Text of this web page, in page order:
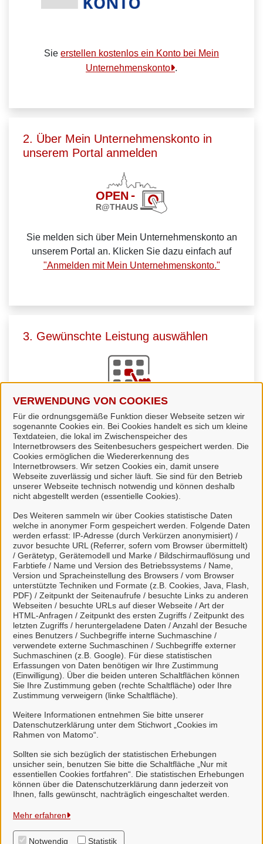
VERWENDUNG VON COOKIES
Für die ordnungsgemäße Funktion dieser Webseite setzen wir
sogenannte Cookies ein. Bei Cookies handelt es sich um kleine
Textdateien, die lokal im Zwischenspeicher des
Internetbrowsers des Seitenbesuchers gespeichert werden. Die
Cookies ermöglichen die Wiedererkennung des
Internetbrowsers. Wir setzen Cookies ein, damit unsere
Webseite zuverlässig und sicher läuft. Sie sind für den Betrieb
unserer Webseite technisch notwendig und können deshalb
nicht abgestellt werden (essentielle Cookies).
Des Weiteren sammeln wir über Cookies statistische Daten
welche in anonymer Form gespeichert werden. Folgende Daten
werden erfasst: IP-Adresse (durch Verkürzen anonymisiert) /
zuvor besuchte URL (Referrer, sofern vom Browser übermittelt)
/ Gerätetyp, Gerätemodell und Marke / Bildschirmauflösung und
Farbtiefe / Name und Version des Betriebssystems / Name,
Version und Spracheinstellung des Browsers / vom Browser
unterstützte Techniken und Formate (z.B. Cookies, Java, Flash,
PDF) / Zeitpunkt der Seitenaufrufe / besuchte Links zu anderen
Webseiten / besuchte URLs auf dieser Webseite / Art der
HTML-Anfragen / Zeitpunkt des ersten Zugriffs / Zeitpunkt des
letzten Zugriffs / heruntergeladene Daten / Anzahl der Besuche
eines Benutzers / Suchbegriffe interne Suchmaschine /
verwendete externe Suchmaschinen / Suchbegriffe externer
Suchmaschinen (z.B. Google). Für diese statistischen
Erfassungen von Daten benötigen wir Ihre Zustimmung
(Einwilligung). Über die beiden unteren Schaltflächen können
Sie Ihre Zustimmung geben (rechte Schaltfläche) oder Ihre
Zustimmung verweigern (linke Schaltfläche).
Weitere Informationen entnehmen Sie bitte unserer
Datenschutzerklärung unter dem Stichwort „Cookies im
Rahmen von Matomo“.
Sollten sie sich bezüglich der statistischen Erhebungen
unsicher sein, benutzen Sie bitte die Schaltfläche „Nur mit
essentiellen Cookies fortfahren“. Die statistischen Erhebungen
können über die Datenschutzerklärung dann jederzeit von
Ihnen, falls gewünscht, nachträglich eingeschaltet werden.
Mehr erfahren
Notwendig Statistik
Sie erstellen kostenlos ein Konto bei Mein
Unternehmenskonto .
2. Über Mein Unternehmenskonto in
unserem Portal anmelden
Sie melden sich über Mein Unternehmenskonto an
unserem Portal an. Klicken Sie dazu einfach auf
"Anmelden mit Mein Unternehmenskonto."
3. Gewünschte Leistung auswählen
Siewählen die passende Leistung aus. Viele
Leistungen können Sie direkt online starten und uns
zur Bearbeitung übermitteln.
4. Kommunikation über unser Portal
Viele Leistungen sind an unseren digitalen Postkorb
angeschlossen. Dort haben Sie einen Überblick
über alle gestellten Anliegen und können mit uns
unkompliziert in Kontakt treten.
Weitere Informationen zu Mein Unternehmenskonto
finden Sie auf der
FAQ-Seite von Mein
Samtgemeinde Suderburg